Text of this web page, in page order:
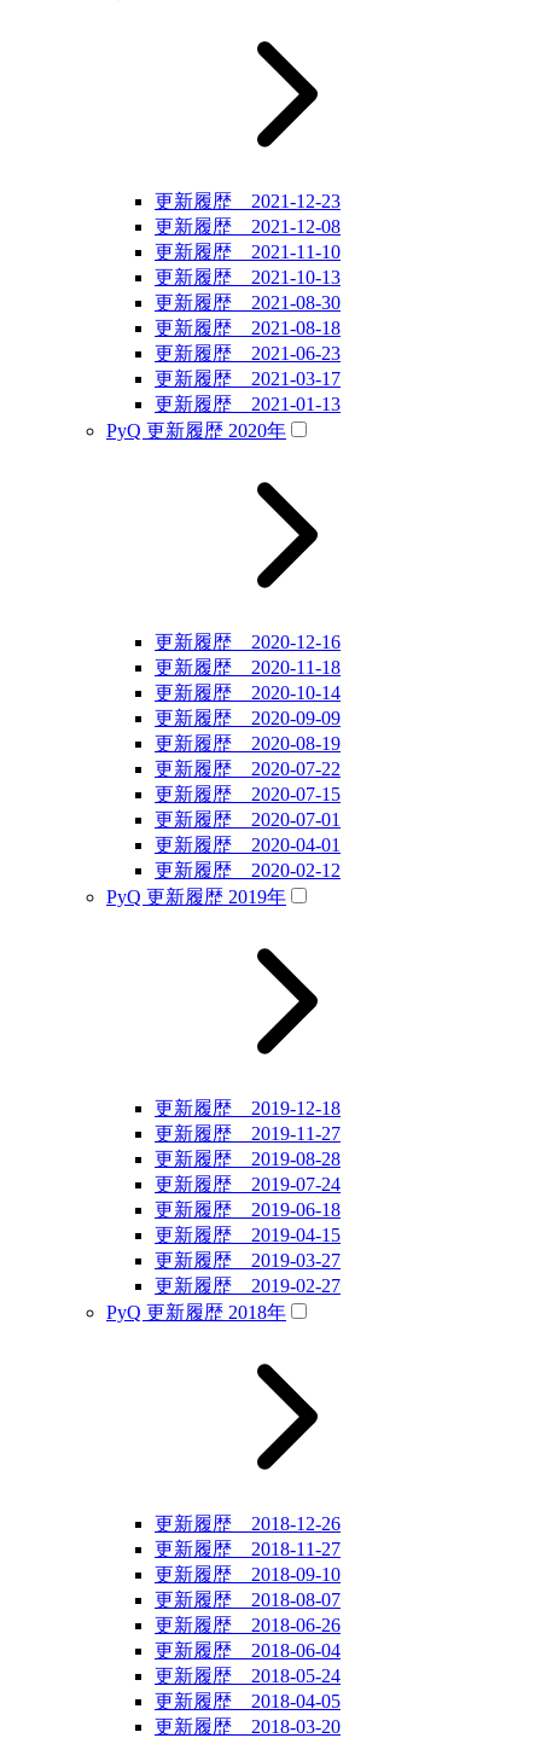
更新履歴 2021-12-23
更新履歴 2021-12-08
更新履歴 2021-11-10
更新履歴 2021-10-13
更新履歴 2021-08-30
更新履歴 2021-08-18
更新履歴 2021-06-23
更新履歴 2021-03-17
更新履歴 2021-01-13
PyQ 更新履歴 2020年
更新履歴 2020-12-16
更新履歴 2020-11-18
更新履歴 2020-10-14
更新履歴 2020-09-09
更新履歴 2020-08-19
更新履歴 2020-07-22
更新履歴 2020-07-15
更新履歴 2020-07-01
更新履歴 2020-04-01
更新履歴 2020-02-12
PyQ 更新履歴 2019年
更新履歴 2019-12-18
更新履歴 2019-11-27
更新履歴 2019-08-28
更新履歴 2019-07-24
更新履歴 2019-06-18
更新履歴 2019-04-15
更新履歴 2019-03-27
更新履歴 2019-02-27
PyQ 更新履歴 2018年
更新履歴 2018-12-26
更新履歴 2018-11-27
更新履歴 2018-09-10
更新履歴 2018-08-07
更新履歴 2018-06-26
更新履歴 2018-06-04
更新履歴 2018-05-24
更新履歴 2018-04-05
更新履歴 2018-03-20